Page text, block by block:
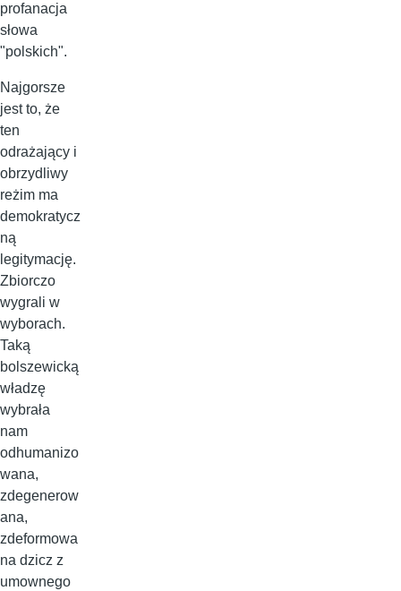
profanacja
słowa
"polskich".
Najgorsze
jest to, że
ten
odrażający i
obrzydliwy
reżim ma
demokratycz
ną
legitymację.
Zbiorczo
wygrali w
wyborach.
Taką
bolszewicką
władzę
wybrała
nam
odhumanizo
wana,
zdegenerow
ana,
zdeformowa
na dzicz z
umownego